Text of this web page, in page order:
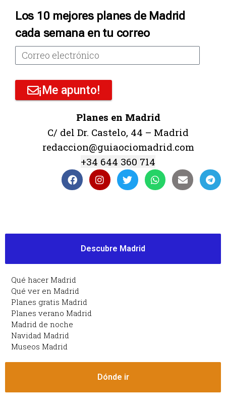
Los 10 mejores planes de Madrid
cada semana en tu correo
¡Me apunto!
Planes en Madrid
C/ del Dr. Castelo, 44 – Madrid
redaccion@guiaociomadrid.com
+34 644 360 714
Descubre Madrid
Qué hacer Madrid
Qué ver en Madrid
Planes gratis Madrid
Planes verano Madrid
Madrid de noche
Navidad Madrid
Museos Madrid
Dónde ir